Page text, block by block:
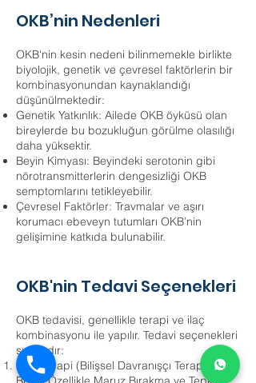
OKB’nin Nedenleri
OKB'nin kesin nedeni bilinmemekle birlikte
biyolojik, genetik ve çevresel faktörlerin bir
kombinasyonundan kaynaklandığı
düşünülmektedir:
Genetik Yatkınlık: Ailede OKB öyküsü olan
bireylerde bu bozukluğun görülme olasılığı
daha yüksektir.
Beyin Kimyası: Beyindeki serotonin gibi
nörotransmitterlerin dengesizliği OKB
semptomlarını tetikleyebilir.
Çevresel Faktörler: Travmalar ve aşırı
korumacı ebeveyn tutumları OKB’nin
gelişimine katkıda bulunabilir.
OKB'nin Tedavi Seçenekleri
OKB tedavisi, genellikle terapi ve ilaç
kombinasyonu ile yapılır. Tedavi seçenekleri
şunlardır:
Psikoterapi (Bilişsel Davranışçı Terapi -